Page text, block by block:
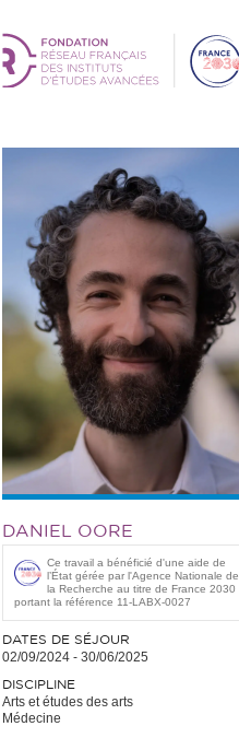
DANIEL OORE
Ce travail a bénéficié d'une aide de
l’État gérée par l'Agence Nationale de
la Recherche au titre de France 2030
portant la référence 11-LABX-0027
DATES DE SÉJOUR
02/09/2024 - 30/06/2025
DISCIPLINE
Arts et études des arts
Médecine